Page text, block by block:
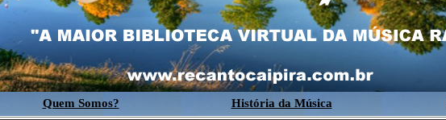
Quem Somos? História da Música